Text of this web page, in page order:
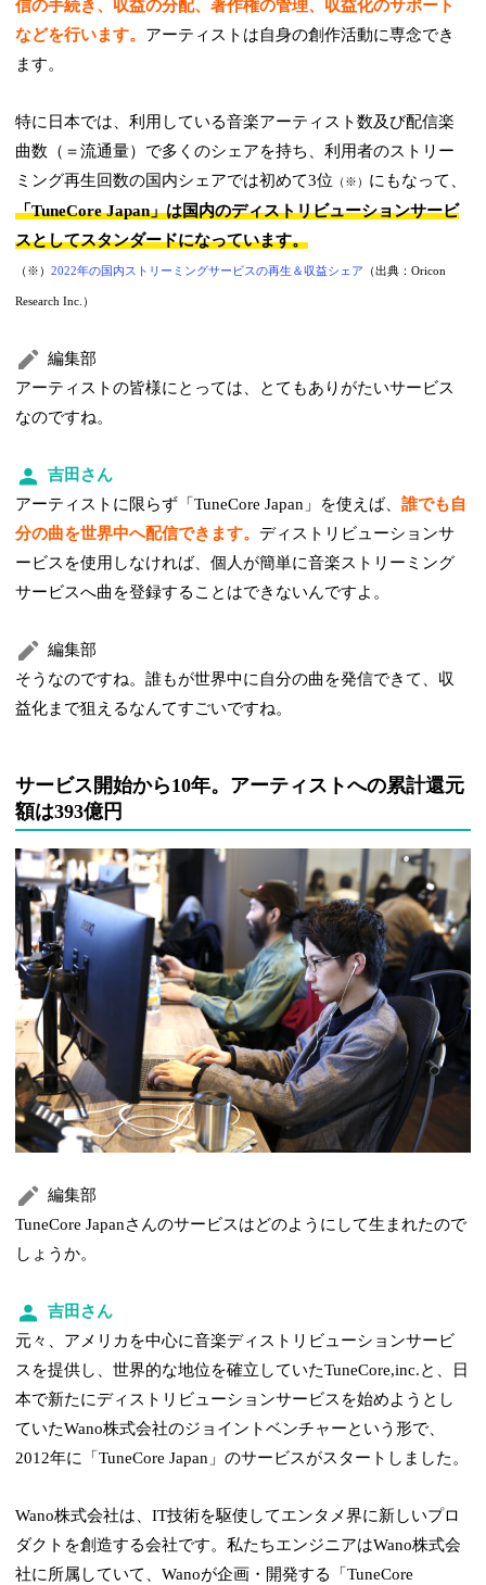
信の手続き、収益の分配、著作権の管理、収益化のサポート
などを行います。 アーティストは自身の創作活動に専念でき
ます。
特に日本では、利用している音楽アーティスト数及び配信楽
曲数（＝流通量）で多くのシェアを持ち、利用者のストリー
ミング再生回数の国内シェアでは初めて3位 （※） にもなって、
「TuneCore Japan」は国内のディストリビューションサービ
スとしてスタンダードになっています。
（※）2022年の国内ストリーミングサービスの再生＆収益シェア （出典：Oricon
Research Inc.）
編集部
アーティストの皆様にとっては、とてもありがたいサービス
なのですね。
吉田さん
アーティストに限らず「TuneCore Japan」を使えば、誰でも自
分の曲を世界中へ配信できます。 ディストリビューションサ
ービスを使用しなければ、個人が簡単に音楽ストリーミング
サービスへ曲を登録することはできないんですよ。
編集部
そうなのですね。誰もが世界中に自分の曲を発信できて、収
益化まで狙えるなんてすごいですね。
サービス開始から10年。アーティストへの累計還元
額は393億円
編集部
TuneCore Japanさんのサービスはどのようにして生まれたので
しょうか。
吉田さん
元々、アメリカを中心に音楽ディストリビューションサービ
スを提供し、世界的な地位を確立していたTuneCore,inc.と、日
本で新たにディストリビューションサービスを始めようとし
ていたWano株式会社のジョイントベンチャーという形で、
2012年に「TuneCore Japan」のサービスがスタートしました。
Wano株式会社は、IT技術を駆使してエンタメ界に新しいプロ
ダクトを創造する会社です。私たちエンジニアはWano株式会
社に所属していて、Wanoが企画・開発する「TuneCore